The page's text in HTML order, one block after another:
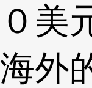
０美
海外